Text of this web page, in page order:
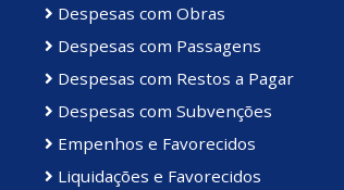
Despesas com Obras
Despesas com Passagens
Despesas com Restos a Pagar
Despesas com Subvenções
Empenhos e Favorecidos
Liquidações e Favorecidos